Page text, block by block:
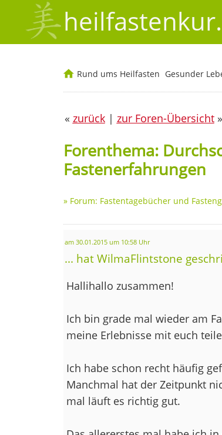
Rund ums Heilfasten Gesunder
« zurück| zur Foren-Übersicht»
Forenthema:
Fastenerfahrungen
» Forum: Fastentagebücher und
am 30.01.2015 um 10:58 Uhr
... hat WilmaFlintstone
Hallihallo zusammen!
Ich bin grade mal wieder am
meine Erlebnisse mit euch
Ich habe schon recht häufig
Manchmal hat der Zeitpunkt
mal läuft es richtig gut.